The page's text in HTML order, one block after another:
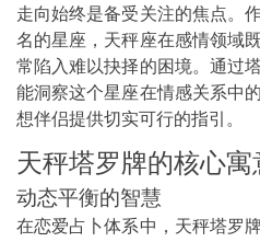
走向始终是备受关注的焦点。
名的星座，天秤座在感情领域
常陷入难以抉择的困境。通过
能洞察这个星座在情感关系中
想伴侣提供切实可行的指引。
天秤塔罗牌的核心寓
动态平衡的智慧
在恋爱占卜体系中，天秤塔罗